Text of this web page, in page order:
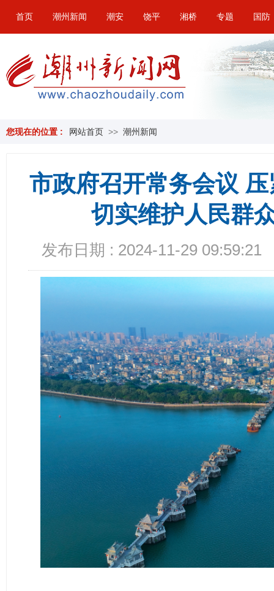
首页 潮州新闻 潮安 饶平 湘桥 专题 国防
您现在的位置 : 网站首页 >> 潮州新闻
市政府召开常务会议
切实维护人民群
发布日期 : 2024-11-29 09:59:21